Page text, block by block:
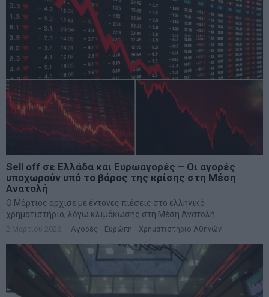
Sell off σε Ελλάδα και Ευρωαγορές – Οι αγορές
υποχωρούν υπό το βάρος της κρίσης στη Μέση
Ανατολή
Ο Μάρτιος άρχισε με έντονες πιέσεις στο ελληνικό
χρηματιστήριο, λόγω κλιμάκωσης στη Μέση Ανατολή.
2 Μαρτίου 2026 Αγορές Ευρώπη Χρηματιστήριο Αθηνών